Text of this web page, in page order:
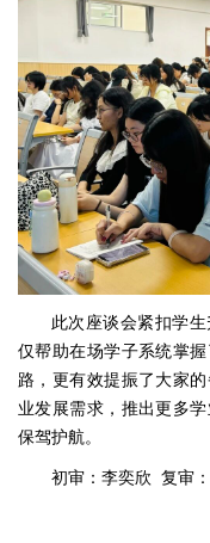
此次座谈会紧扣学
仅帮助在场学子系统掌
路，更有效提振了大家
业发展需求，推出更多
保驾护航。
初审：李奕欣 复审